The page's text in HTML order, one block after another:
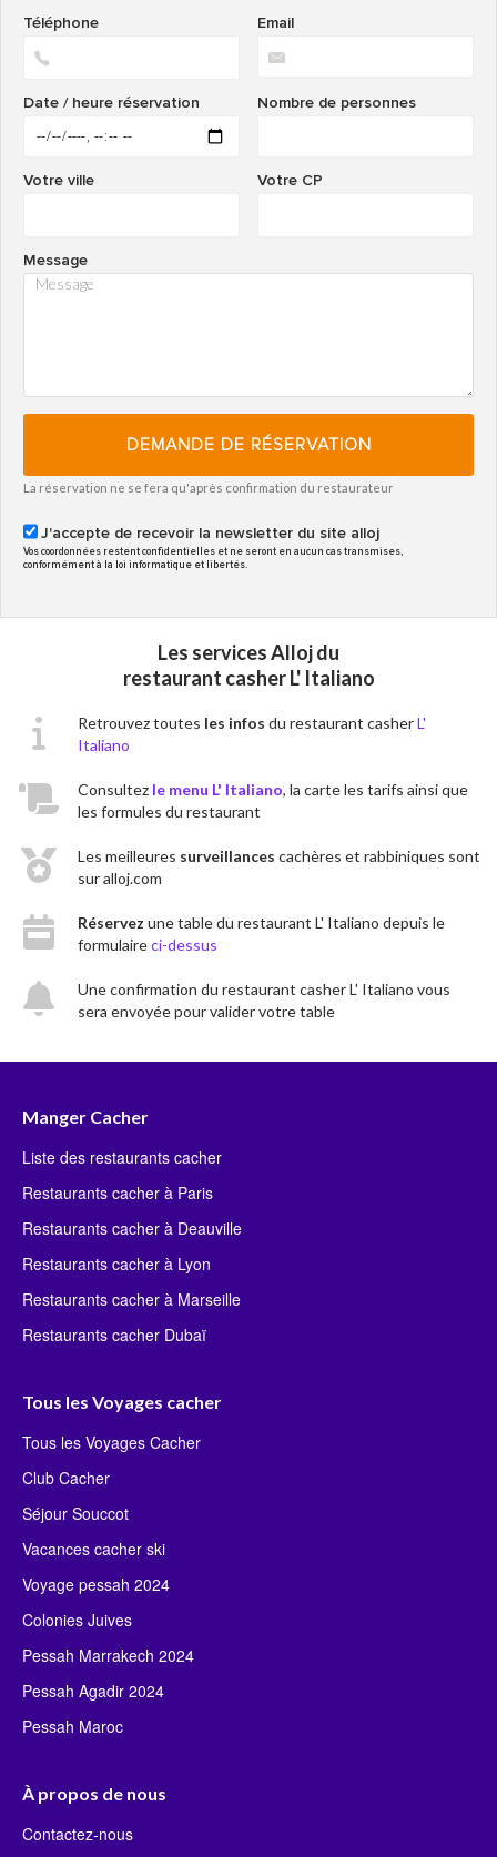
Email
Téléphone
Nombre de personnes
Date / heure réservation
Votre CP
Votre ville
Message
DEMANDE DE RÉSERVATION
La réservation ne se fera qu'après confirmation du restaurateur
J'accepte de recevoir la newsletter du site alloj
Vos coordonnées restent confidentielles et ne seront en aucun cas transmises,
conformément à la loi informatique et libertés.
Les services Alloj du
restaurant casher L' Italiano
Retrouvez toutes les infos du restaurant casherL'
Italiano
Consultez le menu L' Italiano, la carte les tarifs ainsi que
les formules du restaurant
Les meilleures surveillances cachères et rabbiniques sont
sur alloj.com
Réservez une table du restaurant L' Italiano depuis le
formulaireci-dessus
Une confirmation du restaurant casher L' Italiano vous
sera envoyée pour valider votre table
Manger Cacher
Liste des restaurants cacher
Restaurants cacher à Paris
Restaurants cacher à Deauville
Restaurants cacher à Lyon
Restaurants cacher à Marseille
Restaurants cacher Dubaï
Tous les Voyages cacher
Tous les Voyages Cacher
Club Cacher
Séjour Souccot
Vacances cacher ski
Voyage pessah 2024
Colonies Juives
Pessah Marrakech 2024
Pessah Agadir 2024
Pessah Maroc
À propos de nous
Contactez-nous